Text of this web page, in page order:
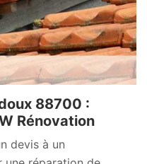
88700 :
Rénovation
devis à un